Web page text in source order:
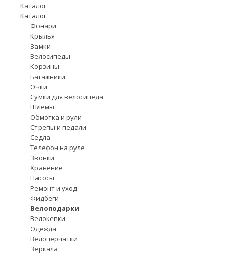
Каталог
Каталог
Фонари
Крылья
Замки
Велосипеды
Корзины
Багажники
Очки
Сумки для велосипеда
Шлемы
Обмотка и рули
Стрепы и педали
Седла
Телефон на руле
Звонки
Хранение
Насосы
Ремонт и уход
Фидбеги
Велоподарки
Велокепки
Одежда
Велоперчатки
Зеркала